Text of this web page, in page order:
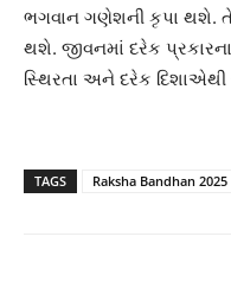
ભગવાન ગણેશની કૃપા થશે.
થશે. જીવનમાં દરેક
સ્થિરતા અને દરેક
TAGS Raksha Bandhan 2025